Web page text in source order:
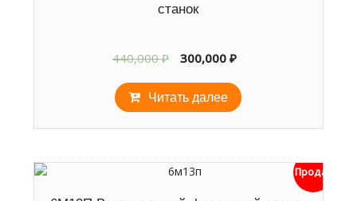
станок
440,000₽
Первоначальная
составляла
440,000 ₽.
300,000 ₽
Читать далее
Продан